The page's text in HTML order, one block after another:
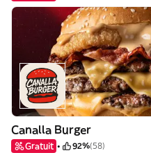
Canalla Burger
Gratuit 92%(58)